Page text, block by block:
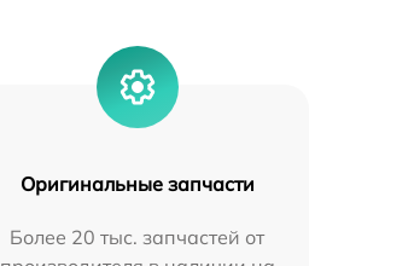
Оригинальные запчасти
Более 20 тыс. запчастей от